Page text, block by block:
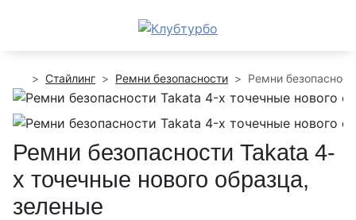
Стайлинг Ремни безопасности Ремни
Ремни безопасности Takata 4-
х точечные нового образца,
зеленые